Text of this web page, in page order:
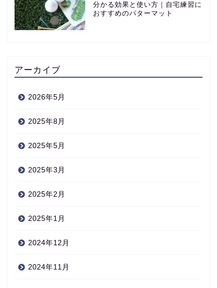
分かる効果と使い方｜自宅練習に
おすすめのパターマット
アーカイブ
2026年5月
2025年8月
2025年5月
2025年3月
2025年2月
2025年1月
2024年12月
2024年11月